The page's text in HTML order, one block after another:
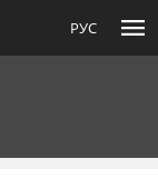
РУС menu